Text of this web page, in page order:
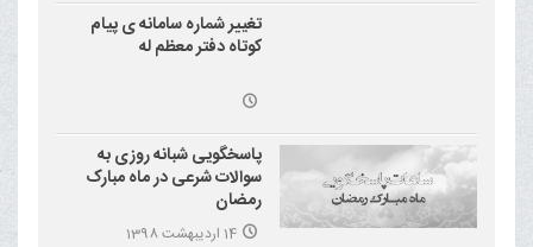
تغییر شماره سامانه ی پیام
کوتاه دفتر معظم له
پاسخگویی شبانه روزی به
سوالات شرعی در ماه مبارک
رمضان
14 اردیبهشت 1398